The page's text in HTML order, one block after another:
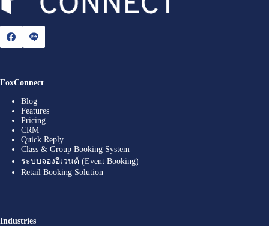
FoxConnect
Blog
Features
Pricing
CRM
Quick Reply
Class & Group Booking System
ระบบจองอีเวนต์ (Event Booking)
Retail Booking Solution
Industries